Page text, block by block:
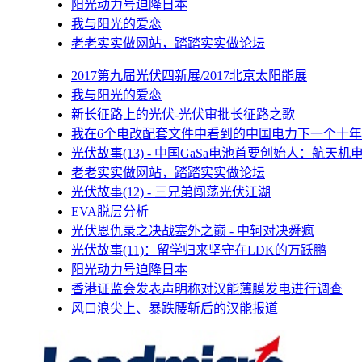
阳光动力号迫降日本
我与阳光的爱恋
老老实实做网站，踏踏实实做论坛
2017第九届光伏四新展/2017北京太阳能展
我与阳光的爱恋
新长征路上的光伏-光伏审批长征路之歌
我在6个电改配套文件中看到的中国电力下一个十年
光伏故事(13) - 中国GaSa电池首要创始人：航天机
老老实实做网站，踏踏实实做论坛
光伏故事(12) - 三兄弟闯荡光伏江湖
EVA脱层分析
光伏恩仇录之决战塞外之巅 - 中轲对决舜疯
光伏故事(11)：留学归来坚守在LDK的万跃鹏
阳光动力号迫降日本
香港证监会发表声明称对汉能薄膜发电进行调查
风口浪尖上、暴跌腰斩后的汉能报道